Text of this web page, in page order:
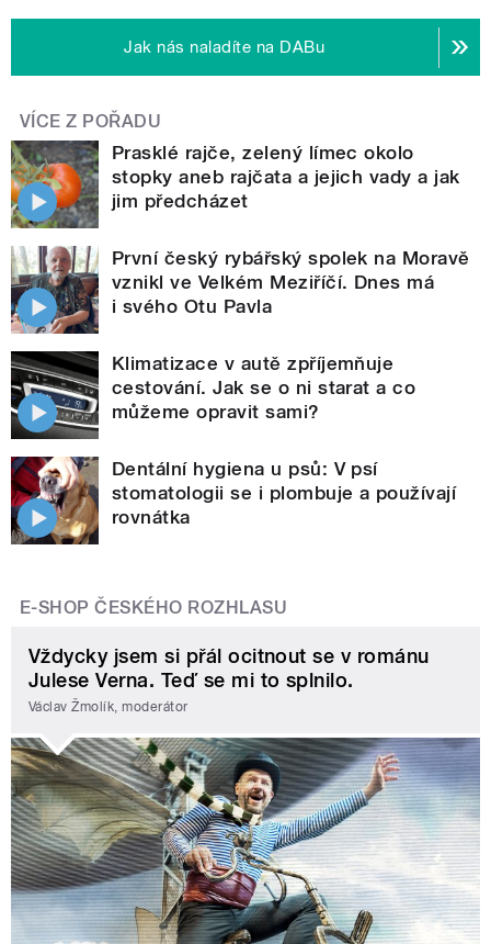
Jak nás naladíte na DABu
VÍCE Z POŘADU
Prasklé rajče, zelený límec okolo
stopky aneb rajčata a jejich vady a jak
jim předcházet
První český rybářský spolek na Moravě
vznikl ve Velkém Meziříčí. Dnes má
i svého Otu Pavla
Klimatizace v autě zpříjemňuje
cestování. Jak se o ni starat a co
můžeme opravit sami?
Dentální hygiena u psů: V psí
stomatologii se i plombuje a používají
rovnátka
E-SHOP ČESKÉHO ROZHLASU
Vždycky jsem si přál ocitnout se v románu
Julese Verna. Teď se mi to splnilo.
Václav Žmolík, moderátor